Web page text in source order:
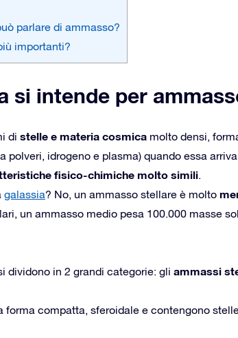
parlare di ammasso?
importanti?
si intende per
di stelle e materia cosmica molto densi,
polveri, idrogeno e plasma) quando essa
fisico-chimiche molto simili.
galassia? No, un ammasso stellare è molto
un ammasso medio pesa 100.000 masse
dividono in 2 grandi categorie: gli ammassi
forma compatta, sferoidale e contengono